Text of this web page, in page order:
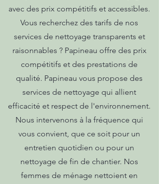
avec des prix compétitifs et accessibles.
Vous recherchez des tarifs de nos
services de nettoyage transparents et
raisonnables ? Papineau offre des prix
compétitifs et des prestations de
qualité. Papineau vous propose des
services de nettoyage qui allient
efficacité et respect de l'environnement.
Nous intervenons à la fréquence qui
vous convient, que ce soit pour un
entretien quotidien ou pour un
nettoyage de fin de chantier. Nos
femmes de ménage nettoient en